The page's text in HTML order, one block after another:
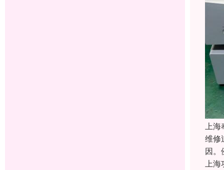
上海
维修
因。
上海